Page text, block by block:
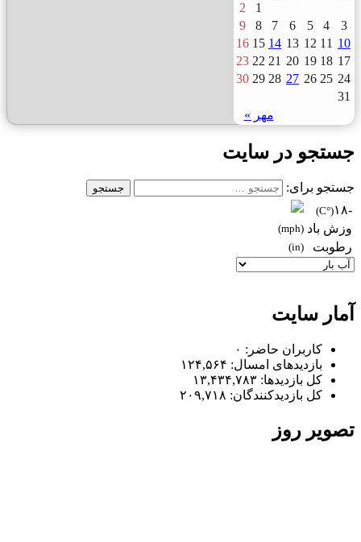
مهر »
1
2
3
4
5
6
7
8
9
10
11
12
13
14
15
16
17
18
19
20
21
22
23
24
25
26
27
28
29
30
31
جستجو در سایت
جستجو برای:
-١٨
(°C)
وزش باد (mph)
رطوبت (in)
آمار سایت
کاربران حاضر: ۰
بازدیدهای امسال: ۱۲۴,۵۶۴
کل بازدیدها: ۱۳,۴۳۴,۷۸۳
کل بازدیدکنند‌گان: ۲۰۹,۷۱۸
تصویر روز